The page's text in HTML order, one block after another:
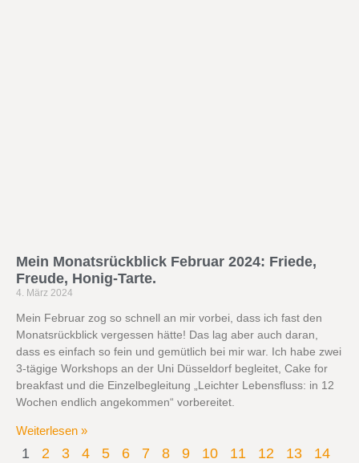
Mein Monatsrückblick Februar 2024: Friede,
Freude, Honig-Tarte.
4. März 2024
Mein Februar zog so schnell an mir vorbei, dass ich fast den
Monatsrückblick vergessen hätte! Das lag aber auch daran,
dass es einfach so fein und gemütlich bei mir war. Ich habe zwei
3-tägige Workshops an der Uni Düsseldorf begleitet, Cake for
breakfast und die Einzelbegleitung „Leichter Lebensfluss: in 12
Wochen endlich angekommen“ vorbereitet.
Weiterlesen »
1 2 3 4 5 6 7 8 9 10 11 12 13 14